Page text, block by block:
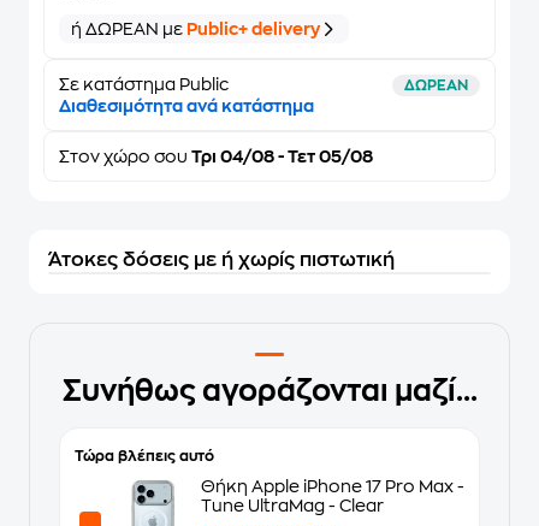
ή ΔΩΡΕΑΝ με Public+ delivery
Σε κατάστημα Public ΔΩΡΕΑΝ
Διαθεσιμότητα ανά κατάστημα
Στον χώρο σου Τρι 04/08 - Τετ 05/08
Άτοκες δόσεις με ή χωρίς πιστωτική
Συνήθως αγοράζονται μαζί...
Τώρα βλέπεις αυτό
Θήκη Apple iPhone 17 Pro Max -
Tune UltraMag - Clear